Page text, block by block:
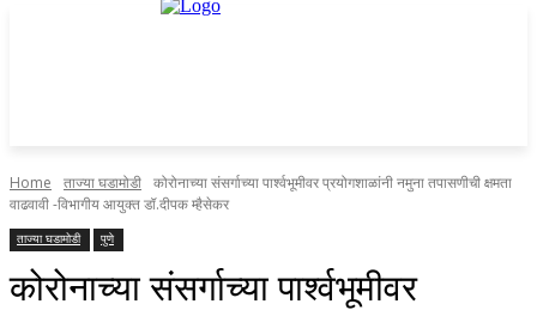
Home ताज्या घडामोडी कोरोनाच्या संसर्गाच्या पार्श्वभूमीवर प्रयोगशाळांनी नमुना तपासणीची क्षमता
वाढवावी -विभागीय आयुक्त डॉ.दीपक म्हैसेकर
ताज्या घडामोडी पुणे
कोरोनाच्या संसर्गाच्या पार्श्वभूमीवर